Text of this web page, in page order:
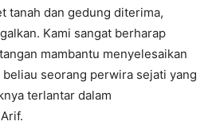
tanah dan gedung diterima,
Kami sangat berharap
mambantu menyelesaikan
beliau seorang perwira sejati yang
terlantar dalam